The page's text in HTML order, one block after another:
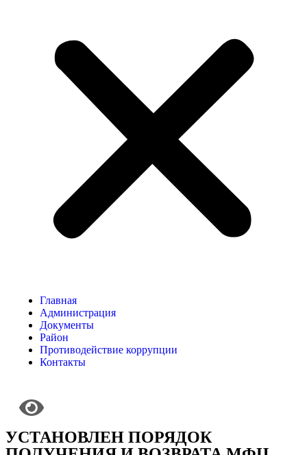
Главная
Администрация
Документы
Район
Противодействие коррупции
Контакты
УСТАНОВЛЕН ПОРЯДОК